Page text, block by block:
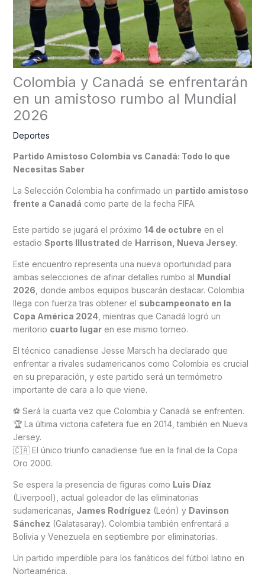
Colombia y Canadá se enfrentarán
en un amistoso rumbo al Mundial
2026
Deportes
Partido Amistoso Colombia vs Canadá: Todo lo que
Necesitas Saber
La Selección Colombia ha confirmado un partido amistoso
frente a Canadá como parte de la fecha FIFA.
Este partido se jugará el próximo 14 de octubre en el
estadio Sports Illustrated de Harrison, Nueva Jersey.
Este encuentro representa una nueva oportunidad para
ambas selecciones de afinar detalles rumbo al Mundial
2026 , donde ambos equipos buscarán destacar. Colombia
llega con fuerza tras obtener el subcampeonato en la
Copa América 2024, mientras que Canadá logró un
meritorio cuarto lugaren ese mismo torneo.
El técnico canadiense Jesse Marsch ha declarado que
enfrentar a rivales sudamericanos como Colombia es crucial
en su preparación, y este partido será un termómetro
importante de cara a lo que viene.
⚽ Será la cuarta vez que Colombia y Canadá se enfrenten.
🏆 La última victoria cafetera fue en 2014, también en Nueva
Jersey.
🇨🇦 El único triunfo canadiense fue en la final de la Copa
Oro 2000.
Se espera la presencia de figuras como Luis Díaz
(Liverpool), actual goleador de las eliminatorias
sudamericanas, James Rodríguez (León) y Davinson
Sánchez (Galatasaray). Colombia también enfrentará a
Bolivia y Venezuela en septiembre por eliminatorias.
Un partido imperdible para los fanáticos del fútbol latino en
Norteamérica.